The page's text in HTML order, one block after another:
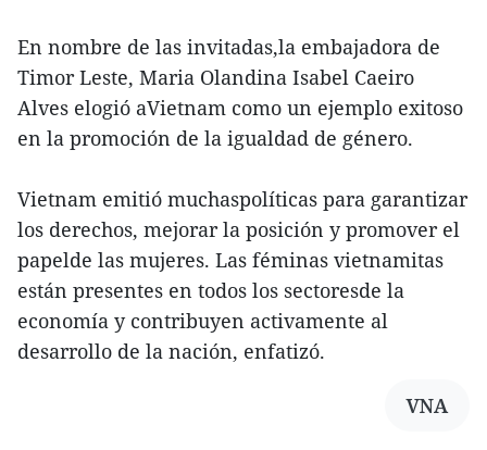
En nombre de las invitadas,la embajadora de
Timor Leste, Maria Olandina Isabel Caeiro
Alves elogió aVietnam como un ejemplo exitoso
en la promoción de la igualdad de género.
Vietnam emitió muchaspolíticas para garantizar
los derechos, mejorar la posición y promover el
papelde las mujeres. Las féminas vietnamitas
están presentes en todos los sectoresde la
economía y contribuyen activamente al
desarrollo de la nación, enfatizó.
VNA